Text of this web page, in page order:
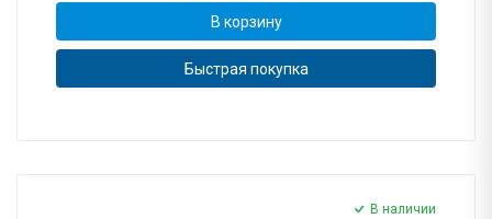
В корзину
Быстрая покупка
В наличии